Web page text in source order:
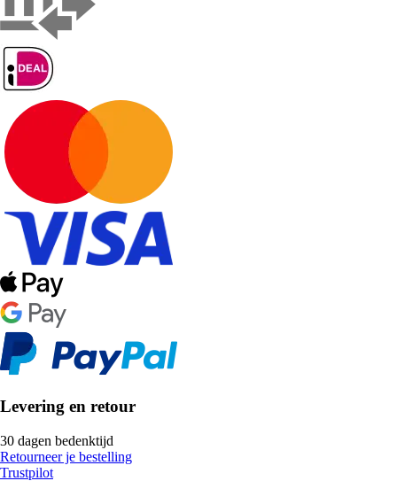
Levering en retour
30 dagen bedenktijd
Retourneer je bestelling
Trustpilot